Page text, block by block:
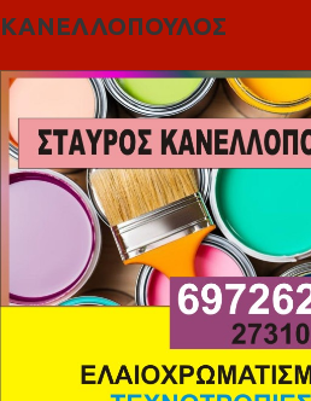
ΚΑΝΕΛΛΟΠΟΥΛΟΣ